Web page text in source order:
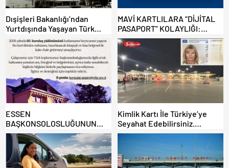
Dışişleri Bakanlığı’ndan
Yurtdışında Yaşayan Türk
Vatandaşlarına ”Güvenlik”
Uyarısı”
MAVİ KARTLILARA “DİJİTAL
PASAPORT” KOLAYLIĞI:
TÜRKİYE’DE YENİ DÖNEM!
ESSEN
BAŞKONSOLOSLUĞUNUN
KURULUŞUNUN 60.
YILDÖNÜMÜ 2026’DA
KAPSAMLI ŞEKİLDE
KUTLANACAK.
Kimlik Kartı İle Türkiye’ye
Seyahat Edebilirsiniz.
Detaylar Haberde.